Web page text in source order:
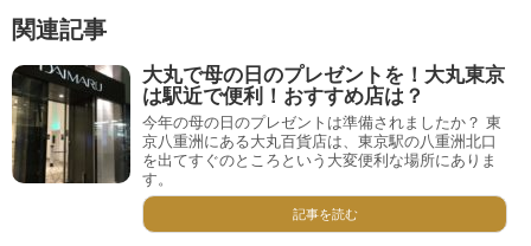
関連記事
大丸で母の日のプレゼントを！大丸東京
は駅近で便利！おすすめ店は？
今年の母の日のプレゼントは準備されましたか？ 東
京八重洲にある大丸百貨店は、東京駅の八重洲北口
を出てすぐのところという大変便利な場所にありま
す。
記事を読む